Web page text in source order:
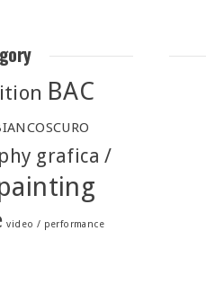
BAC
grafica /
video / performance